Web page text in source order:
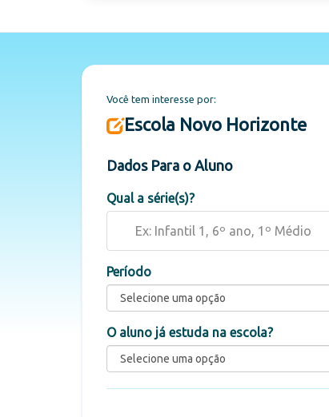
Você tem interesse por:
Escola Novo Horizonte
Dados Para o Aluno
Qual a série(s)?
Período
O aluno já estuda na escola?